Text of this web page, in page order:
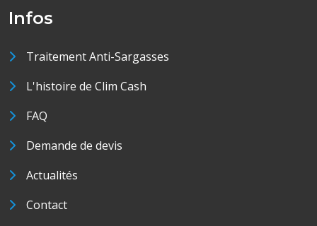
Infos
Traitement Anti-Sargasses
L'histoire de Clim Cash
FAQ
Demande de devis
Actualités
Contact